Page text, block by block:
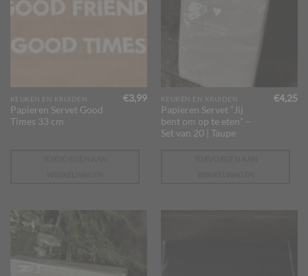
KEUKEN EN KRUIDEN
Papieren Servet Good
Times 33 cm
€3,99 KEUKEN EN KRUIDEN
Papieren Servet “Jij
bent om op te eten” –
Set van 20 | Taupe
€4,25